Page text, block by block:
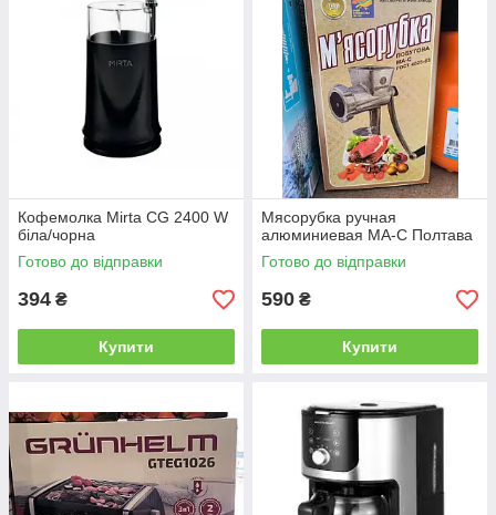
Кофемолка Mirta CG 2400 W
біла/чорна
Готово до відправки
394 ₴
Купити
Мясорубка ручная
алюминиевая МА-С Полтава
Готово до відправки
590 ₴
Купити